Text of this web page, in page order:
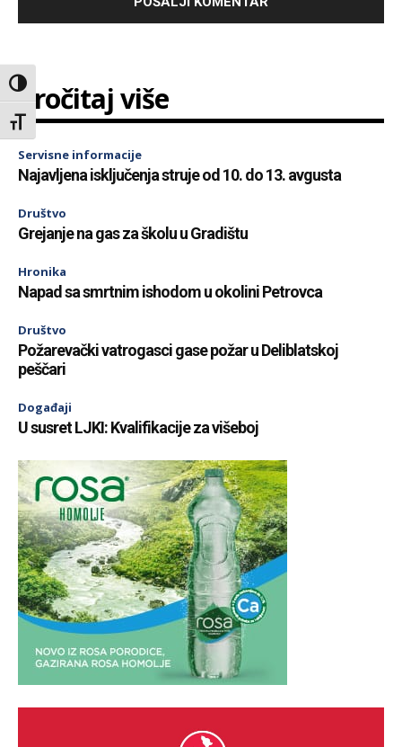
Toggle High Contrast
Toggle Font size
Pročitaj više
Servisne informacije
Najavljena isključenja struje od 10. do 13. avgusta
Društvo
Grejanje na gas za školu u Gradištu
Hronika
Napad sa smrtnim ishodom u okolini Petrovca
Društvo
Požarevački vatrogasci gase požar u Deliblatskoj
peščari
Događaji
U susret LJKI: Kvalifikacije za višeboj